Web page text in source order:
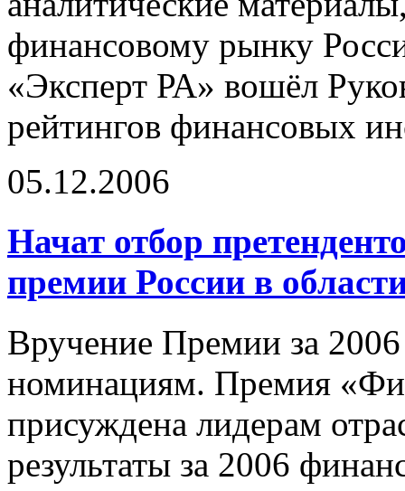
финансовому рынку
«Эксперт РА» вошёл
рейтингов финансовых
05.12.2006
Начат отбор
премии России в
Вручение Премии за
номинациям. Премия
присуждена лидерам
результаты за 2006